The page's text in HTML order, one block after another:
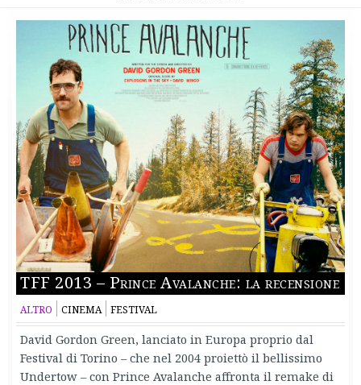
TFF 2013 – Prince Avalanche: la recensione
ALTRO CINEMA FESTIVAL
David Gordon Green, lanciato in Europa proprio dal
Festival di Torino – che nel 2004 proiettò il bellissimo
Undertow – con Prince Avalanche affronta il remake di